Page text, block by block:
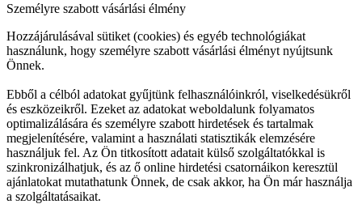
Személyre szabott vásárlási élmény
Hozzájárulásával sütiket (cookies) és egyéb technológiákat
használunk, hogy személyre szabott vásárlási élményt nyújtsunk
Önnek.
Ebből a célból adatokat gyűjtünk felhasználóinkról, viselkedésükről
és eszközeikről. Ezeket az adatokat weboldalunk folyamatos
optimalizálására és személyre szabott hirdetések és tartalmak
megjelenítésére, valamint a használati statisztikák elemzésére
használjuk fel. Az Ön titkosított adatait külső szolgáltatókkal is
szinkronizálhatjuk, és az ő online hirdetési csatornáikon keresztül
ajánlatokat mutathatunk Önnek, de csak akkor, ha Ön már használja
a szolgáltatásaikat.